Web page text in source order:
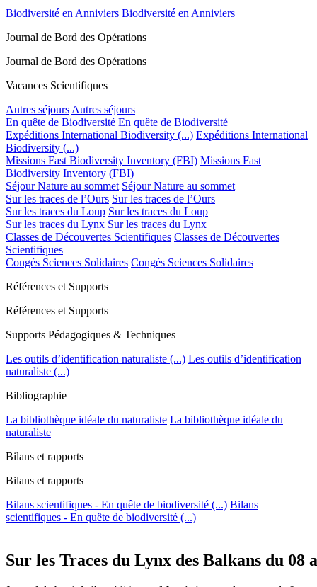
Biodiversité en Anniviers Biodiversité en Anniviers
Journal de Bord des Opérations
Journal de Bord des Opérations
Vacances Scientifiques
Autres séjours Autres séjours
En quête de Biodiversité En quête de Biodiversité
Expéditions International Biodiversity (...) Expéditions International
Biodiversity (...)
Missions Fast Biodiversity Inventory (FBI) Missions Fast
Biodiversity Inventory (FBI)
Séjour Nature au sommet Séjour Nature au sommet
Sur les traces de l’Ours Sur les traces de l’Ours
Sur les traces du Loup Sur les traces du Loup
Sur les traces du Lynx Sur les traces du Lynx
Classes de Découvertes Scientifiques Classes de Découvertes
Scientifiques
Congés Sciences Solidaires Congés Sciences Solidaires
Références et Supports
Références et Supports
Supports Pédagogiques & Techniques
Les outils d’identification naturaliste (...) Les outils d’identification
naturaliste (...)
Bibliographie
La bibliothèque idéale du naturaliste La bibliothèque idéale du
naturaliste
Bilans et rapports
Bilans et rapports
Bilans scientifiques - En quête de biodiversité (...) Bilans
scientifiques - En quête de biodiversité (...)
Sur les Traces du Lynx des Balkans du 08